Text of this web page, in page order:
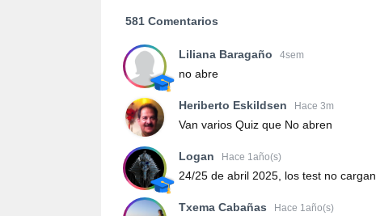
581 Comentarios
Liliana Baragaño 4sem
no abre
Heriberto Eskildsen Hace 3m
Van varios Quiz que No abren
Logan Hace 1año(s)
24/25 de abril 2025, los test no cargan
Txema Cabañas Hace 1año(s)